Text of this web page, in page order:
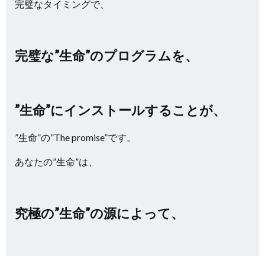
完璧なタイミングで、
完璧な”生命”のプログラムを、
”生命”にインストールすることが、
”生命”の”The promise”です。
あなたの”生命”は、
究極の”生命”の源によって、